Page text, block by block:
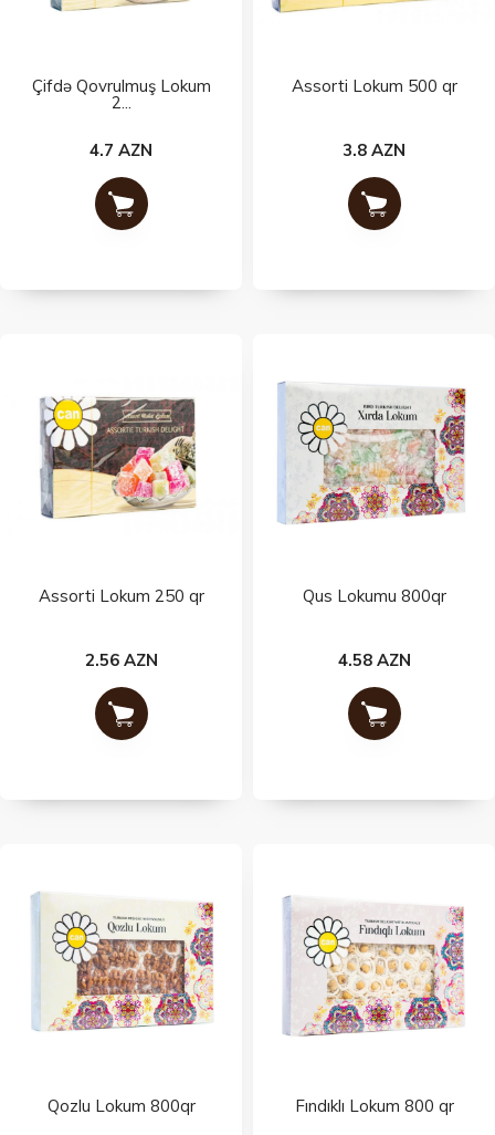
Çifdə Qovrulmuş Lokum
2...
4.7 AZN
Assorti Lokum 500 qr
3.8 AZN
Assorti Lokum 250 qr
2.56 AZN
Qus Lokumu 800qr
4.58 AZN
Qozlu Lokum 800qr Fındıklı Lokum 800 qr